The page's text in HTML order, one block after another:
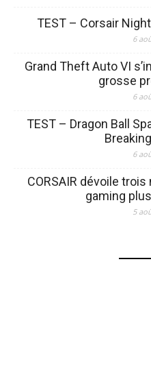
TEST – Corsair
6
Grand Theft Auto VI
grosse
6
TEST – Dragon Ball
6
CORSAIR dévoile
gaming
5